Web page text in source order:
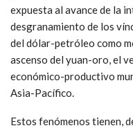
expuesta al avance de la
desgranamiento de los
del dólar-petróleo como
ascenso del yuan-oro, el
económico-productivo
Asia-Pacífico.
Estos fenómenos tienen,